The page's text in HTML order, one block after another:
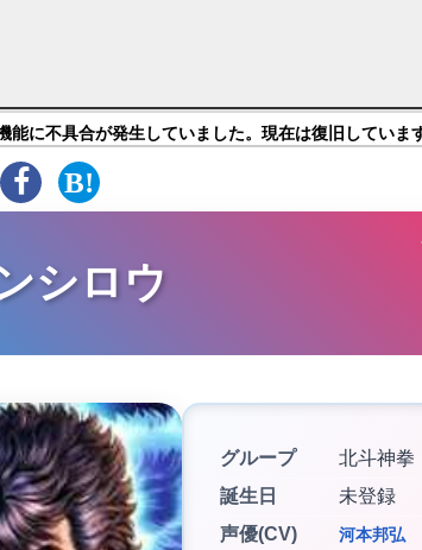
（レジェンズリバイブ）】キャラ紹
能に不具合が発生していました。現在は復旧していま
シロウ
グループ
北斗神拳
誕生日
未登録
声優(CV)
河本邦弘